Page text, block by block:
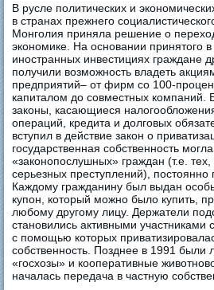
В русле политических и
в странах прежнего
Монголия приняла решение о
экономике. На основании принятого
иностранных инвестициях граждане
получили возможность владеть
предприятий– от фирм со 100-
капиталом до совместных
законы, касающиеся
операций, кредита и долговых
вступил в действие закон о
государственная собственность
«законопослушных» граждан (т.е.
серьезных преступлений),
Каждому гражданину был выдан
купон, который можно было купить,
любому другому лицу. Держатели
становились активными участниками
с помощью которых
собственность. Позднее в 1991 были
«госхозы» и кооперативные
началась передача в частную